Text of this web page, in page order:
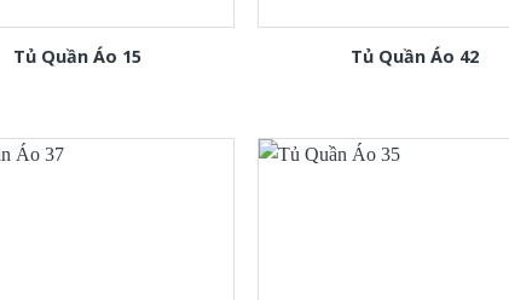
Tủ Quần Áo 15 Tủ Quần Áo 42